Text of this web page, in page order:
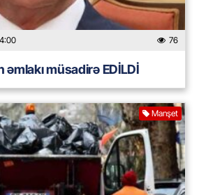
76
əmlakı müsadirə EDİLDİ
Manşet